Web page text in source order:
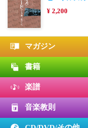
¥ 2,200
マガジン
書籍
楽譜
音楽教則